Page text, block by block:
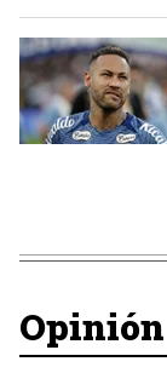
Opinión